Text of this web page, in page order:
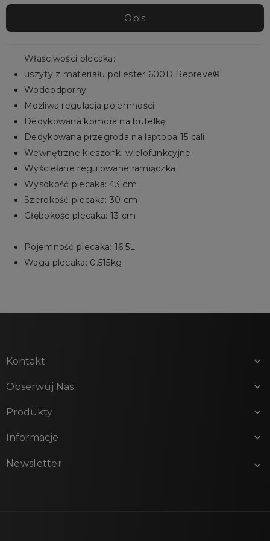
Opis
Właściwości plecaka:
uszyty z materiału poliester 600D Repreve®
Wodoodporny
Możliwa regulacja pojemności
Dedykowana komora na butelkę
Dedykowana przegroda na laptopa 15 cali
Wewnętrzne kieszonki wielofunkcyjne
Wyściełane regulowane ramiączka
Wysokość plecaka: 43 cm
Szerokość plecaka: 30 cm
Głębokość plecaka: 13 cm
Pojemność plecaka: 16.5L
Waga plecaka: 0.515kg
Kontakt 
Obserwuj Nas 
Produkty 
Informacje 
Newsletter 